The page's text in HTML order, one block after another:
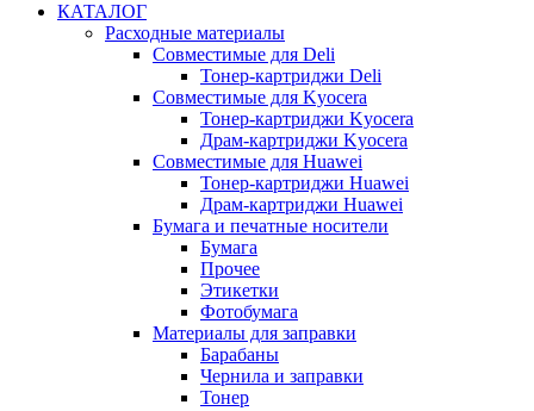
КАТАЛОГ
Расходные материалы
Совместимые для Deli
Тонер-картриджи Deli
Совместимые для Kyocera
Тонер-картриджи Kyocera
Драм-картриджи Kyocera
Совместимые для Huawei
Тонер-картриджи Huawei
Драм-картриджи Huawei
Бумага и печатные носители
Бумага
Прочее
Этикетки
Фотобумага
Материалы для заправки
Барабаны
Чернила и заправки
Тонер